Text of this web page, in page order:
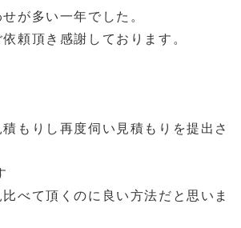
が多い一年でした。
頼頂き感謝しております。
もりし再度伺い見積もりを提出さ
べて頂くのに良い方法だと思いま